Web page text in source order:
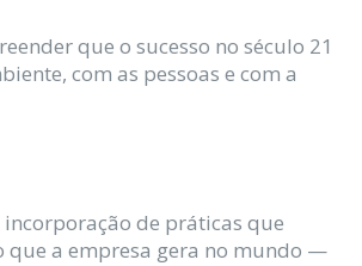
que o sucesso no século 21
com as pessoas e com a
de práticas que
a empresa gera no mundo —